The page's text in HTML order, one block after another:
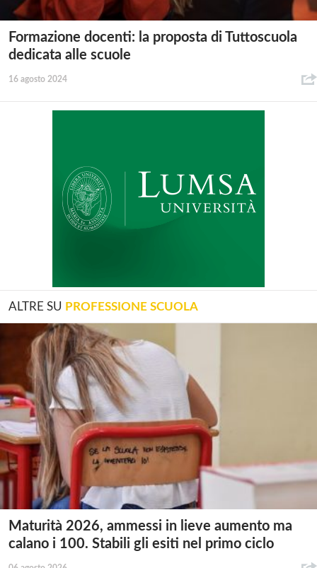
Formazione docenti: la proposta di Tuttoscuola
dedicata alle scuole
16 agosto 2024
ALTRE SU PROFESSIONE SCUOLA
Maturità 2026, ammessi in lieve aumento ma
calano i 100. Stabili gli esiti nel primo ciclo